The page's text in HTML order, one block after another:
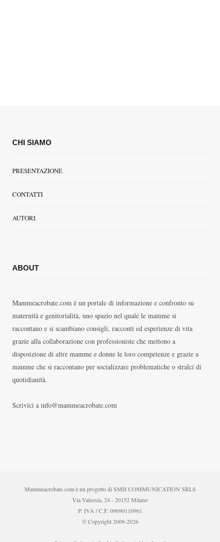
CHI SIAMO
PRESENTAZIONE
CONTATTI
AUTORI
ABOUT
Mammeacrobate.com è un portale di informazione e confronto su
maternità e genitorialità, uno spazio nel quale le mamme si
raccontano e si scambiano consigli, racconti ed esperienze di vita
grazie alla collaborazione con professioniste che mettono a
disposizione di altre mamme e donne le loro competenze e grazie a
mamme che si raccontano per socializzare problematiche o stralci di
quotidianità.
Scrivici a info@mammeacrobate.com
Mammeacrobate.com è un progetto di SMH COMMUNICATION SRLS
Via Valsesia, 24 - 20152 Milano
P. IVA / C.F. 09690110961
© Copyright 2009-2026